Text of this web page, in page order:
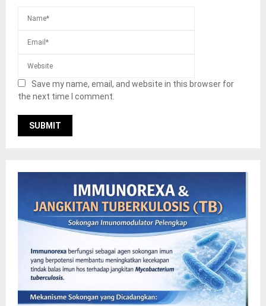
Save my name, email, and website in this browser for
the next time I comment.